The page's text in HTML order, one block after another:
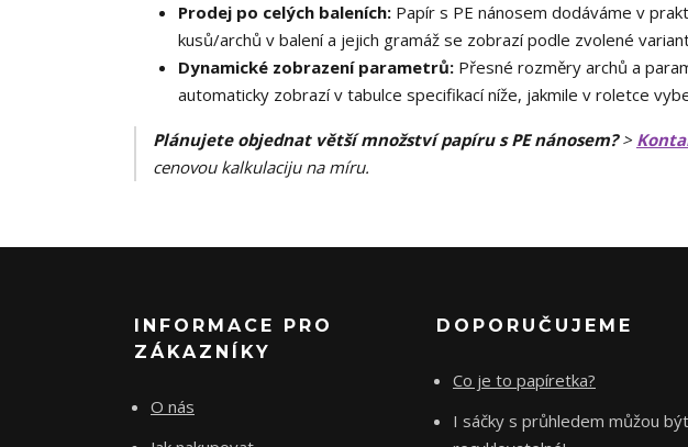
Prodej po celých baleních: Papír s PE nánosem dodáváme v
kusů/archů v balení a jejich gramáž se zobrazí podle zvolené
Dynamické zobrazení parametrů: Přesné rozměry archů a
automaticky zobrazí v tabulce specifikací níže, jakmile v roletce
Plánujete objednat větší množství papíru s PE nánosem?>
cenovou kalkulaciju na míru.
INFORMACE PRO
ZÁKAZNÍKY
O nás
DOPORUČUJEME
Co je to papíretka?
I sáčky s průhledem můžou být